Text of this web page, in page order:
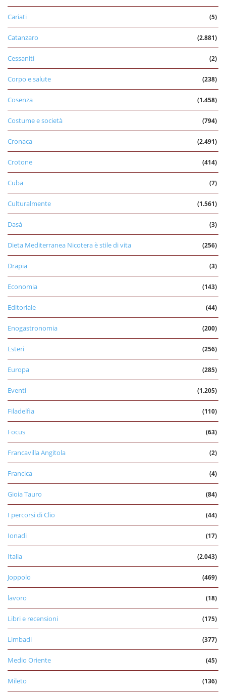
Cariati (5)
Catanzaro (2.881)
Cessaniti (2)
Corpo e salute (238)
Cosenza (1.458)
Costume e società (794)
Cronaca (2.491)
Crotone (414)
Cuba (7)
Culturalmente (1.561)
Dasà (3)
Dieta Mediterranea Nicotera è stile di vita (256)
Drapia (3)
Economia (143)
Editoriale (44)
Enogastronomia (200)
Esteri (256)
Europa (285)
Eventi (1.205)
Filadelfia (110)
Focus (63)
Francavilla Angitola (2)
Francica (4)
Gioia Tauro (84)
I percorsi di Clio (44)
Ionadi (17)
Italia (2.043)
Joppolo (469)
lavoro (18)
Libri e recensioni (175)
Limbadi (377)
Medio Oriente (45)
Mileto (136)